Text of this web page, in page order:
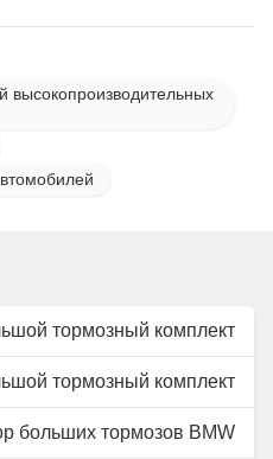
высокопроизводительных
тормозный комплект
тормозный комплект
больших тормозов BMW